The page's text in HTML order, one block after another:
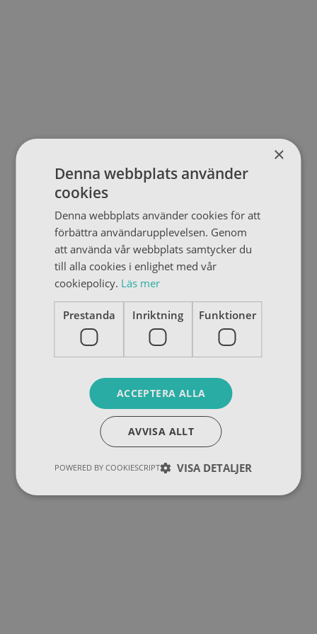
×
Denna webbplats använder
cookies
Denna webbplats använder cookies för att
förbättra användarupplevelsen. Genom
att använda vår webbplats samtycker du
till alla cookies i enlighet med vår
cookiepolicy. Läs mer
Prestanda Inriktning Funktioner
ACCEPTERA ALLA
AVVISA ALLT
VISA DETALJER
POWERED BY COOKIESCRIPT